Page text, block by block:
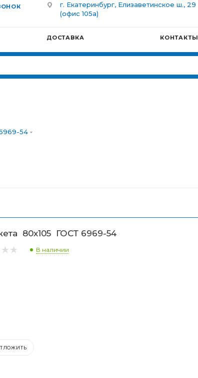
г. Екатеринбург, Елизаветинское ш., 29
(офис 105а)
ДОСТАВКА КОНТАКТЫ
54
80х105 ГОСТ 6969-54
В наличии